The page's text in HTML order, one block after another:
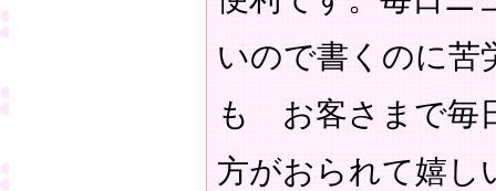
いので書くのに
も お客さまで毎
方がおられて嬉